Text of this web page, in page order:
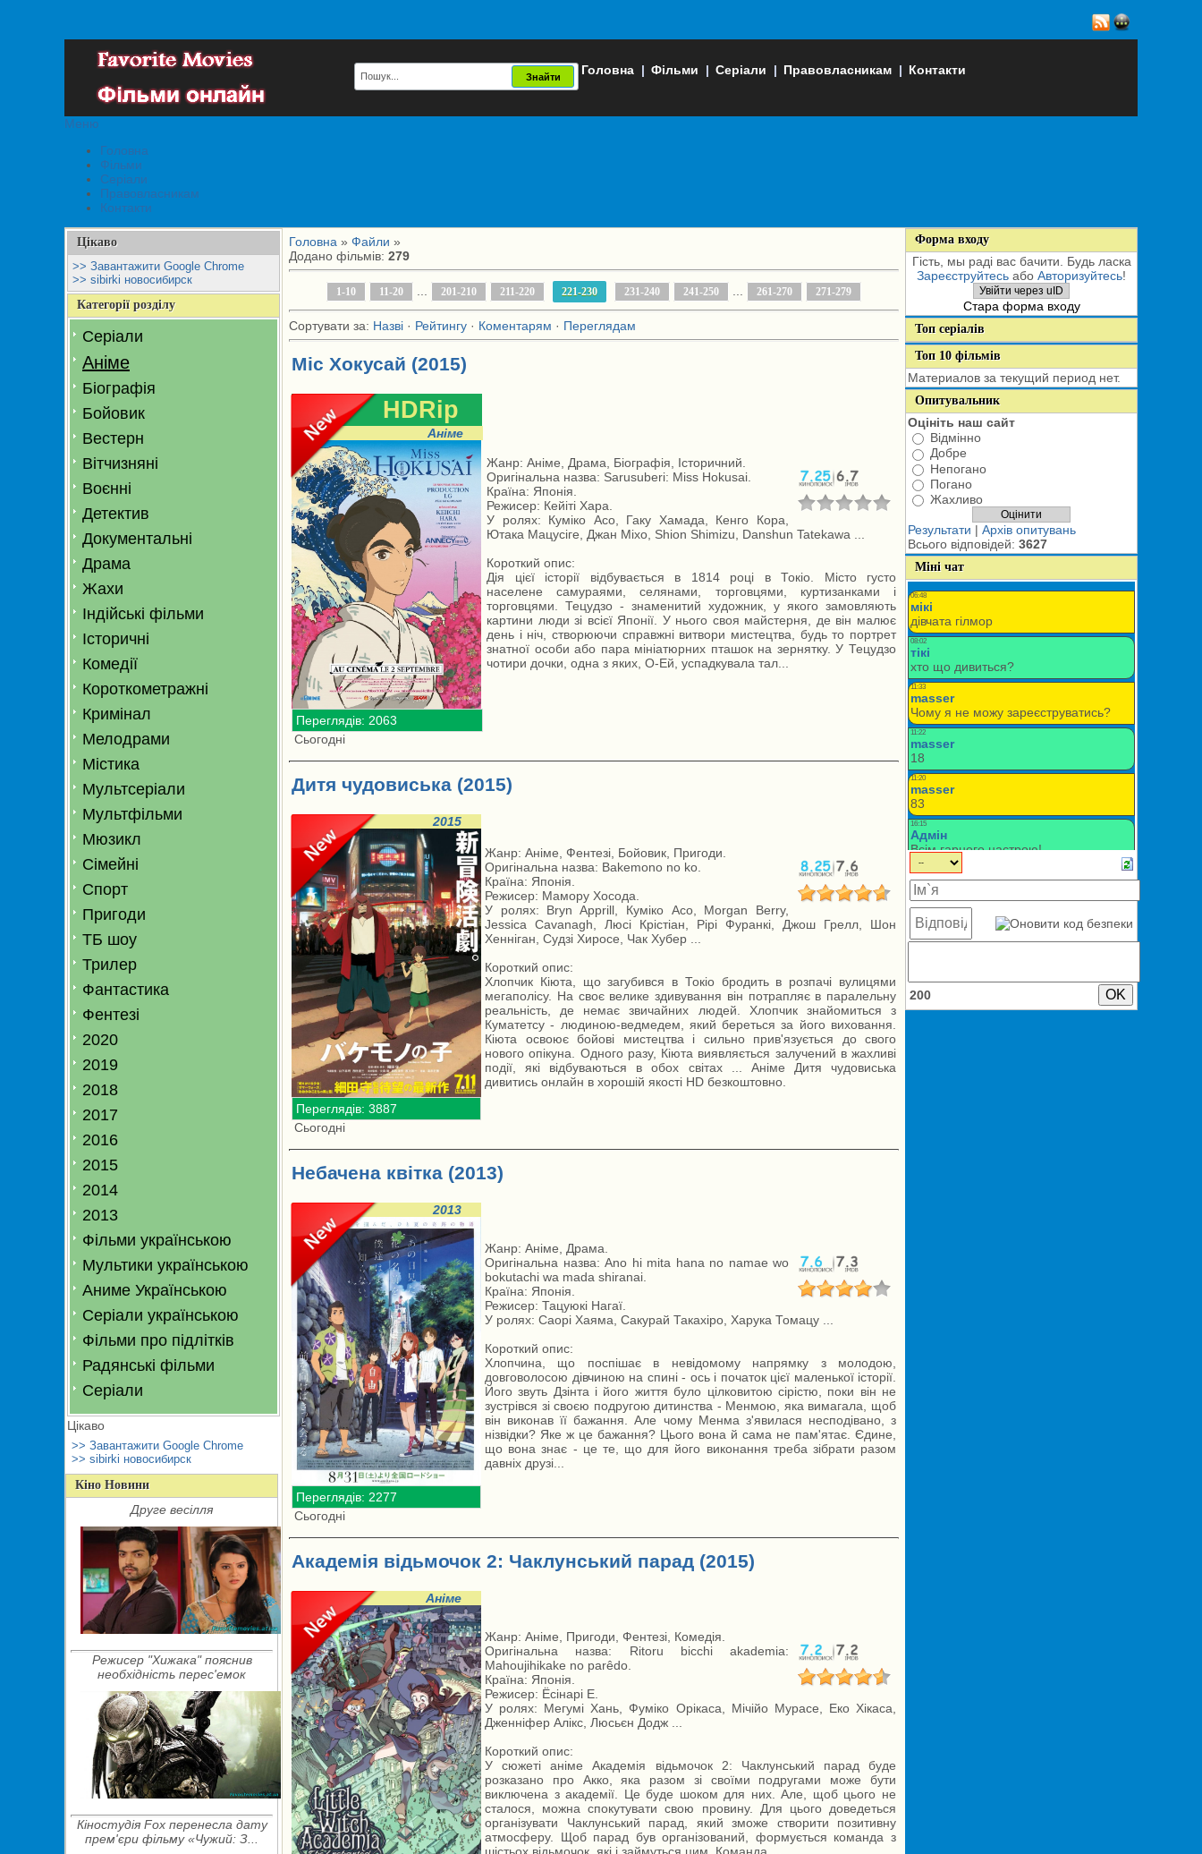
Головна | Фільми | Серіали | Правовласникам | Контакти
Меню
Головна
Фільми
Серіали
Правовласникам
Контакти
Цікаво
>> Завантажити Google Chrome
>> sibirki новосибирск
Категорії розділу
Серіали
Аніме
Біографія
Бойовик
Вестерн
Вітчизняні
Воєнні
Детектив
Документальні
Драма
Жахи
Індійські фільми
Історичні
Комедії
Короткометражні
Кримінал
Мелодрами
Містика
Мультсеріали
Мультфільми
Мюзикл
Сімейні
Спорт
Пригоди
ТБ шоу
Трилер
Фантастика
Фентезі
2020
2019
2018
2017
2016
2015
2014
2013
Фільми українською
Мультики українською
Аниме Українською
Серіали українською
Фільми про підлітків
Радянські фільми
Серіали
Цікаво
>> Завантажити Google Chrome
>> sibirki новосибирск
Кіно Новини
Друге весілля
Режисер "Хижака" пояснив
необхідність перес'емок
Кіностудія Fox перенесла дату
прем'єри фільму «Чужий: З...
Головна » Файли »
Додано фільмів: 279
1-10 11-20 201-210 211-220 221-230 231-240 241-250 261-270 271-279
Сортувати за: Назві · Рейтингу · Коментарям · Переглядам
Міс Хокусай (2015)
HDRip
Аніме
Переглядів: 2063
Сьогодні
Жанр: Аніме, Драма, Біографія, Історичний.
Оригінальна назва: Sarusuberi: Miss Hokusai.
Країна: Японія.
Режисер: Кейіті Хара.
У ролях: Куміко Асо, Гаку Хамада, Кенго Кора,
Ютака Мацусіге, Джан Міхо, Shion Shimizu, Danshun Tatekawa ...
Короткий опис:
Дія цієї історії відбувається в 1814 році в Токіо. Місто густо
населене самураями, селянами, торговцями, куртизанками і
торговцями. Тецудзо - знаменитий художник, у якого замовляють
картини люди зі всієї Японії. У нього своя майстерня, де він малює
день і ніч, створюючи справжні витвори мистецтва, будь то портрет
знатної особи або пара мініатюрних пташок на зернятку. У Тецудзо
чотири дочки, одна з яких, О-Ей, успадкувала тал...
Дитя чудовиська (2015)
2015
Переглядів: 3887
Сьогодні
Жанр: Аніме, Фентезі, Бойовик, Пригоди.
Оригінальна назва: Bakemono no ko.
Країна: Японія.
Режисер: Мамору Хосода.
У ролях: Bryn Apprill, Куміко Асо, Morgan Berry,
Jessica Cavanagh, Люсі Крістіан, Рірі Фуранкі, Джош Грелл, Шон
Хенніган, Судзі Хиросе, Чак Хубер ...
Короткий опис:
Хлопчик Кіюта, що загубився в Токіо бродить в розпачі вулицями
мегаполісу. На своє велике здивування він потрапляє в паралельну
реальність, де немає звичайних людей. Хлопчик знайомиться з
Куматетсу - людиною-ведмедем, який береться за його виховання.
Кіюта освоює бойові мистецтва і сильно прив'язується до свого
нового опікуна. Одного разу, Кіюта виявляється залучений в жахливі
події, які відбуваються в обох світах ... Аніме Дитя чудовиська
дивитись онлайн в хорошій якості HD безкоштовно.
Небачена квітка (2013)
2013
Переглядів: 2277
Сьогодні
Жанр: Аніме, Драма.
Оригінальна назва: Ano hi mita hana no namae wo
bokutachi wa mada shiranai.
Країна: Японія.
Режисер: Тацуюкі Нагаї.
У ролях: Саорі Хаяма, Сакурай Такахіро, Харука Томацу ...
Короткий опис:
Хлопчина, що поспішає в невідомому напрямку з молодою,
довговолосою дівчиною на спині - ось і початок цієї маленької історії.
Його звуть Дзінта і його життя було цілковитою сірістю, поки він не
зустрівся зі своєю подругою дитинства - Менмою, яка вимагала, щоб
він виконав її бажання. Але чому Менма з'явилася несподівано, з
нізвідки? Яке ж це бажання? Цього вона й сама не пам'ятає. Єдине,
що вона знає - це те, що для його виконання треба зібрати разом
давніх друзі...
Академія відьмочок 2: Чаклунський парад (2015)
Аніме
Жанр: Аніме, Пригоди, Фентезі, Комедія.
Оригінальна назва: Ritoru bicchi akademia:
Mahoujihikake no parêdo.
Країна: Японія.
Режисер: Ёсінарі Е.
У ролях: Мегумі Хань, Фуміко Орікаса, Мічійо Мурасе, Еко Хікаса,
Дженніфер Алікс, Люсьєн Додж ...
Короткий опис:
У сюжеті аніме Академія відьмочок 2: Чаклунський парад буде
розказано про Акко, яка разом зі своїми подругами може бути
виключена з академії. Це буде шоком для них. Але, щоб цього не
сталося, можна спокутувати свою провину. Для цього доведеться
організувати Чаклунський парад, який зможе створити позитивну
атмосферу. Щоб парад був організований, формується команда з
Форма входу
Гість, мы раді вас бачити. Будь ласка
Зареєструйтесь або Авторизуйтесь!
Увійти через uID
Стара форма входу
Топ серіалів
Топ 10 фільмів
Материалов за текущий период нет.
Опитувальник
Оцініть наш сайт
Відмінно
Добре
Непогано
Погано
Жахливо
Результати | Архів опитувань
Всього відповідей: 3627
Міні чат
200